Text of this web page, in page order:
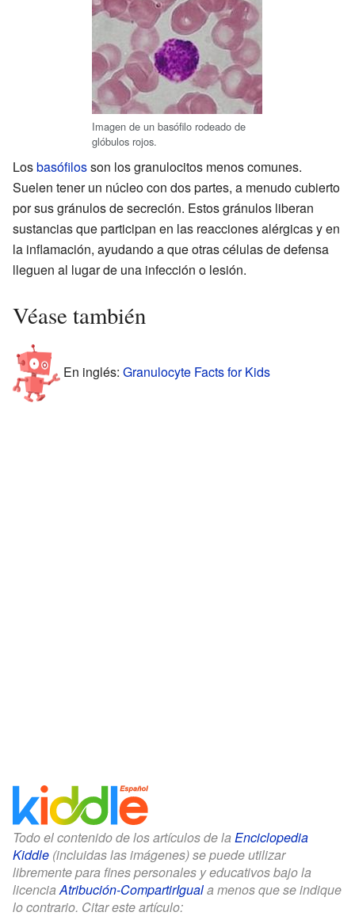
Imagen de un basófilo rodeado de
glóbulos rojos.
Losbasófilosson los granulocitos menos comunes.
Suelen tener un núcleo con dos partes, a menudo cubierto
por sus gránulos de secreción. Estos gránulos liberan
sustancias que participan en las reacciones alérgicas y en
la inflamación, ayudando a que otras células de defensa
lleguen al lugar de una infección o lesión.
Véase también
En inglés: Granulocyte Facts for Kids
Todo el contenido de los artículos de la Enciclopedia
Kiddle (incluidas las imágenes) se puede utilizar
libremente para fines personales y educativos bajo la
licenciaAtribución-CompartirIguala menos que se indique
lo contrario. Citar este artículo: